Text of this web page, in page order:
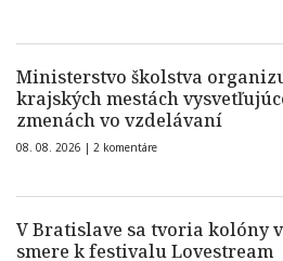
Ministerstvo školstva
krajských mestách
zmenách vo vzdelávaní
08. 08. 2026 | 2 komentáre
V Bratislave sa tvoria kolóny
smere k festivalu Lovestream